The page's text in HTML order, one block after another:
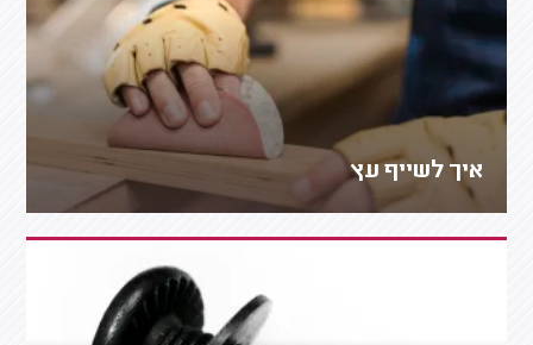
איך לשייף עץ